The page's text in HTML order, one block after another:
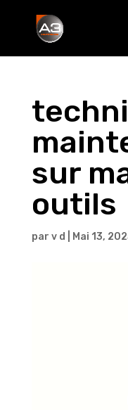
sur
outils
par v d Mai 13,